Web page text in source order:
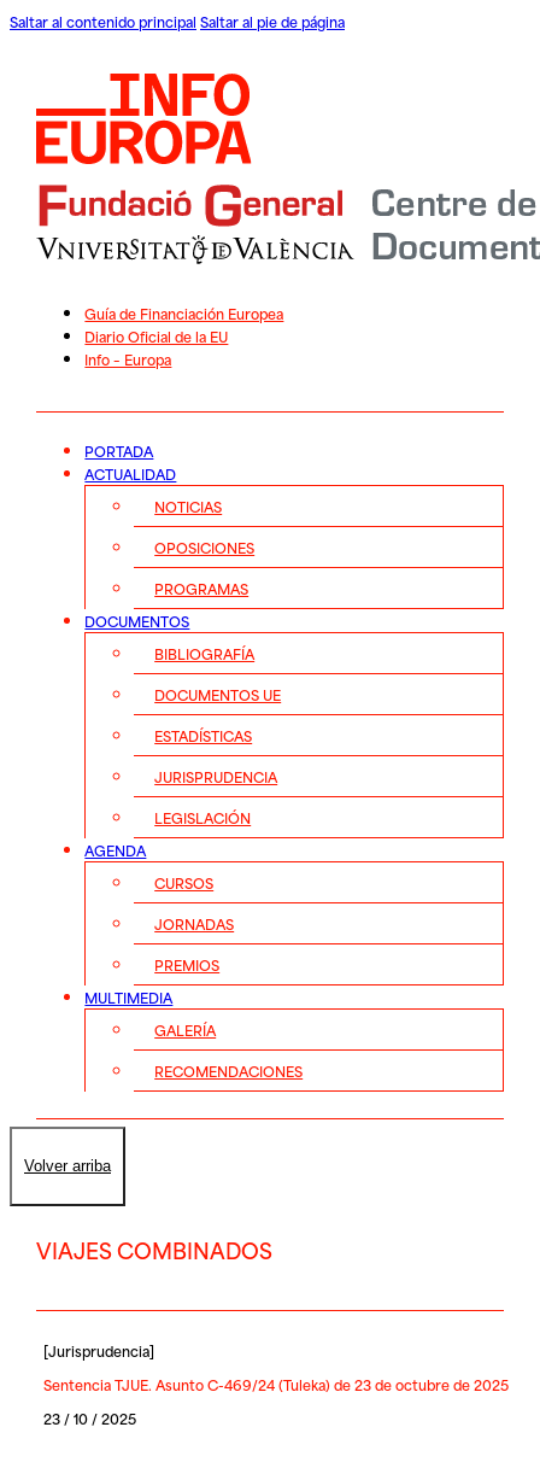
Saltar al contenido principal Saltar al pie de página
Guía de Financiación Europea
Diario Oficial de la EU
Info – Europa
PORTADA
ACTUALIDAD
NOTICIAS
OPOSICIONES
PROGRAMAS
DOCUMENTOS
BIBLIOGRAFÍA
DOCUMENTOS UE
ESTADÍSTICAS
JURISPRUDENCIA
LEGISLACIÓN
AGENDA
CURSOS
JORNADAS
PREMIOS
MULTIMEDIA
GALERÍA
RECOMENDACIONES
Volver arriba
VIAJES COMBINADOS
[Jurisprudencia]
Sentencia TJUE. Asunto C-469/24 (Tuleka) de 23 de octubre de 2025
23 / 10 / 2025